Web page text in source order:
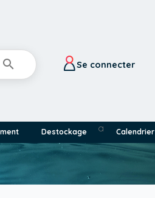
 Se connecter
Destockage a Calendrier